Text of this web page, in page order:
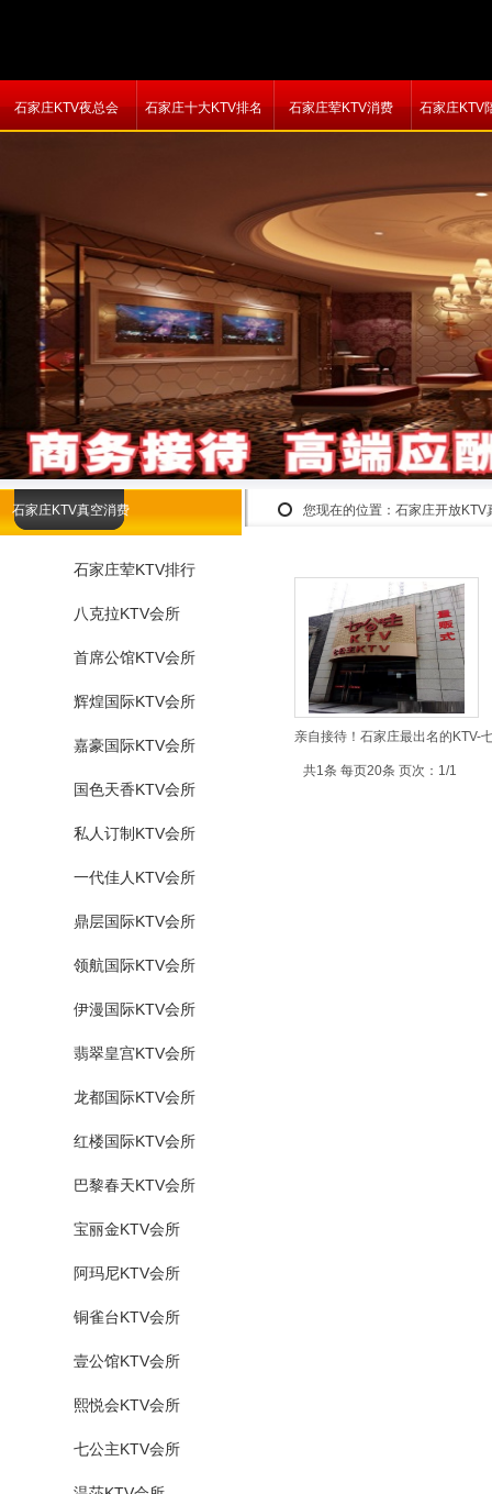
石家庄KTV夜总会 石家庄十大KTV排名 石家庄荤KTV消费 石家庄KTV
您现在的位置： 石家庄开放KTV
石家庄KTV真空消费
石家庄荤KTV排行
八克拉KTV会所
首席公馆KTV会所
辉煌国际KTV会所
嘉豪国际KTV会所
国色天香KTV会所
私人订制KTV会所
一代佳人KTV会所
鼎层国际KTV会所
领航国际KTV会所
伊漫国际KTV会所
翡翠皇宫KTV会所
龙都国际KTV会所
红楼国际KTV会所
巴黎春天KTV会所
宝丽金KTV会所
阿玛尼KTV会所
铜雀台KTV会所
壹公馆KTV会所
熙悦会KTV会所
七公主KTV会所
亲自接待！石家庄最出名的KTV-
共1条 每页20条 页次：1/1